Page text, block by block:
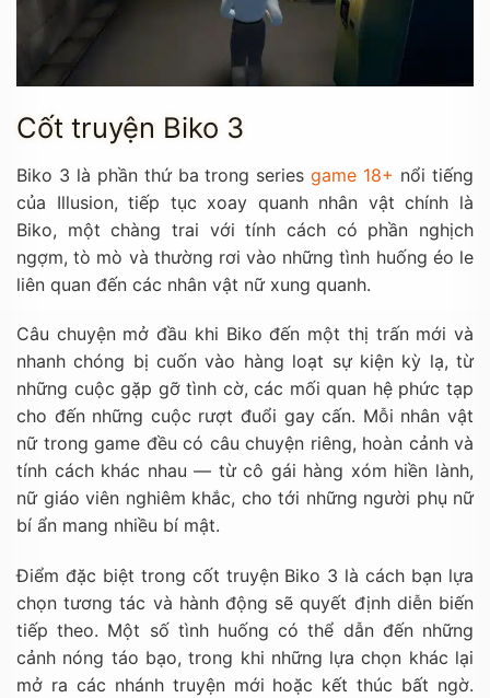
Cốt truyện Biko 3
Biko 3 là phần thứ ba trong seriesgame 18+ nổi tiếng
của Illusion, tiếp tục xoay quanh nhân vật chính là
Biko, một chàng trai với tính cách có phần nghịch
ngợm, tò mò và thường rơi vào những tình huống éo le
liên quan đến các nhân vật nữ xung quanh.
Câu chuyện mở đầu khi Biko đến một thị trấn mới và
nhanh chóng bị cuốn vào hàng loạt sự kiện kỳ lạ, từ
những cuộc gặp gỡ tình cờ, các mối quan hệ phức tạp
cho đến những cuộc rượt đuổi gay cấn. Mỗi nhân vật
nữ trong game đều có câu chuyện riêng, hoàn cảnh và
tính cách khác nhau — từ cô gái hàng xóm hiền lành,
nữ giáo viên nghiêm khắc, cho tới những người phụ nữ
bí ẩn mang nhiều bí mật.
Điểm đặc biệt trong cốt truyện Biko 3 là cách bạn lựa
chọn tương tác và hành động sẽ quyết định diễn biến
tiếp theo. Một số tình huống có thể dẫn đến những
cảnh nóng táo bạo, trong khi những lựa chọn khác lại
mở ra các nhánh truyện mới hoặc kết thúc bất ngờ.